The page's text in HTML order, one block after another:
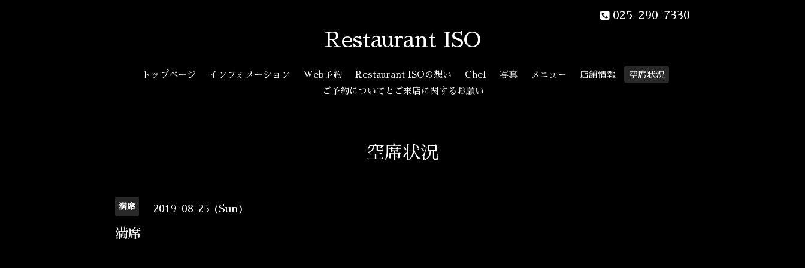
025-290-7330
Restaurant ISO
トップページ インフォメーション Web予約 Restaurant ISOの想い Chef 写真 メニュー 店舗情報
空席状況
ご予約についてとご来店に関するお願い
空席状況
満席 2019-08-25 (Sun)
満席